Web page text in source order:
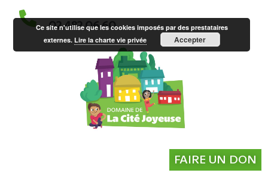
02 482 06 60
FAIRE UN DON
Ce site n'utilise que les cookies imposés par des prestataires
externes. Lire la charte vie privée Accepter